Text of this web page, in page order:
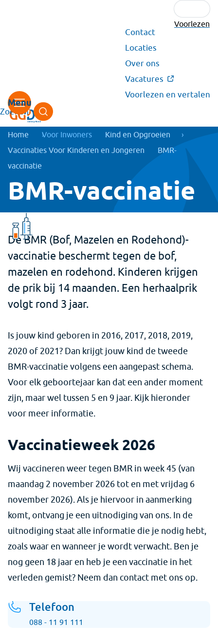
Voorlezen
Secundair
menu
Contact
Locaties
Over ons
Vacatures
Voorlezen en vertalen
Zoeken
Kruimelpad
Home Voor Inwoners
Kind en Opgroeien
Vaccinaties Voor Kinderen en Jongeren
BMR-
vaccinatie
BMR-vaccinatie
De BMR (Bof, Mazelen en Rodehond)-
vaccinatie beschermt tegen de bof,
mazelen en rodehond. Kinderen krijgen
de prik bij 14 maanden. Een herhaalprik
volgt rond 3 jaar.
Is jouw kind geboren in 2016, 2017, 2018, 2019,
2020 of 2021? Dan krijgt jouw kind de tweede
BMR-vaccinatie volgens een aangepast schema.
Voor elk geboortejaar kan dat een ander moment
zijn, maar wel tussen 5 en 9 jaar. Kijk hieronder
voor meer informatie.
Vaccinatieweek 2026
Wij vaccineren weer tegen BMR in week 45 (van
maandag 2 november 2026 tot en met vrijdag 6
november 2026). Als je hiervoor in aanmerking
komt, ontvang je een uitnodiging van ons. In de
uitnodiging staat alle informatie die je nodig hebt,
zoals waar en wanneer je wordt verwacht. Ben je
nog geen 18 jaar en heb je een vaccinatie in het
verleden gemist? Neem dan contact met ons op.
Telefoon
088 - 11 91 111